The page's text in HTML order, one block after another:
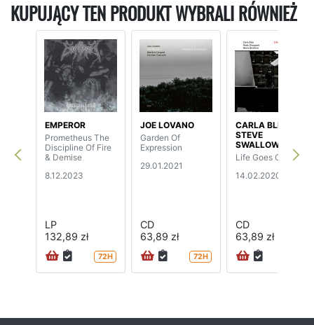
KUPUJĄCY TEN PRODUKT WYBRALI RÓWNIEŻ
EMPEROR
Prometheus The
Discipline Of Fire
& Demise
8.12.2023
LP
132,89 zł
72H
JOE LOVANO
Garden Of
Expression
29.01.2021
CD
63,89 zł
72H
CARLA BLEY /
STEVE
SWALLOW
Life Goes On
14.02.2020
CD
63,89 zł